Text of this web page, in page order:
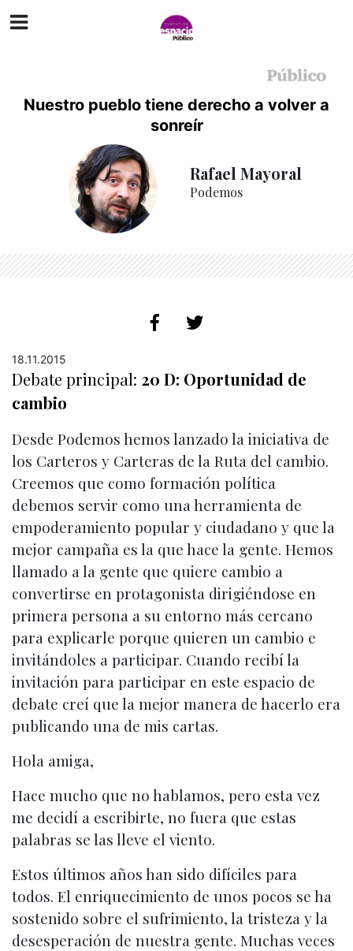
Nuestro pueblo tiene derecho a volver a
sonreír
Rafael Mayoral
Podemos
18.11.2015
Debate principal: 20 D: Oportunidad de
cambio
Desde Podemos hemos lanzado la iniciativa de
los Carteros y Carteras de la Ruta del cambio.
Creemos que como formación política
debemos servir como una herramienta de
empoderamiento popular y ciudadano y que la
mejor campaña es la que hace la gente. Hemos
llamado a la gente que quiere cambio a
convertirse en protagonista dirigiéndose en
primera persona a su entorno más cercano
para explicarle porque quieren un cambio e
invitándoles a participar. Cuando recibí la
invitación para participar en este espacio de
debate creí que la mejor manera de hacerlo era
publicando una de mis cartas.
Hola amiga,
Hace mucho que no hablamos, pero esta vez
me decidí a escribirte, no fuera que estas
palabras se las lleve el viento.
Estos últimos años han sido difíciles para
todos. El enriquecimiento de unos pocos se ha
sostenido sobre el sufrimiento, la tristeza y la
desesperación de nuestra gente. Muchas veces